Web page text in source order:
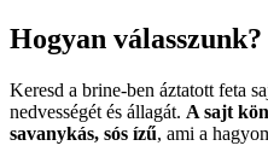
Hogyan válasszunk?
Keresd a brine-ben áztatott feta
nedvességét és állagát. A sajt
savanykás, sós ízű, ami a